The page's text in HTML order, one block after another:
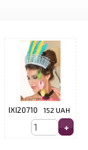
IXI20710 152 UAH